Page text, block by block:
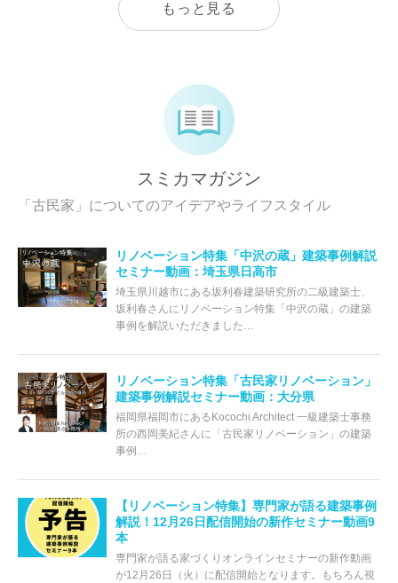
もっと見る
スミカマガジン
「古民家」についてのアイデアやライフスタイル
リノベーション特集「中沢の蔵」建築事例解説
セミナー動画：埼玉県日高市
埼玉県川越市にある坂利春建築研究所の二級建築士、
坂利春さんにリノベーション特集「中沢の蔵」の建築
事例を解説いただきました…
リノベーション特集「古民家リノベーション」
建築事例解説セミナー動画：大分県
福岡県福岡市にあるKocochi Architect 一級建築士事務
所の西岡美紀さんに「古民家リノベーション」の建築
事例…
【リノベーション特集】専門家が語る建築事例
解説！12月26日配信開始の新作セミナー動画9
本
専門家が語る家づくりオンラインセミナーの新作動画
が12月26日（火）に配信開始となります。もちろん視